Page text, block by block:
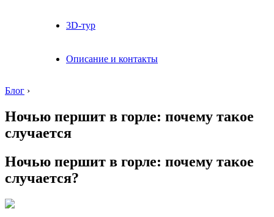
3D-тур
Описание и контакты
Блог ›
Ночью першит в горле: почему такое
случается
Ночью першит в горле: почему такое
случается?